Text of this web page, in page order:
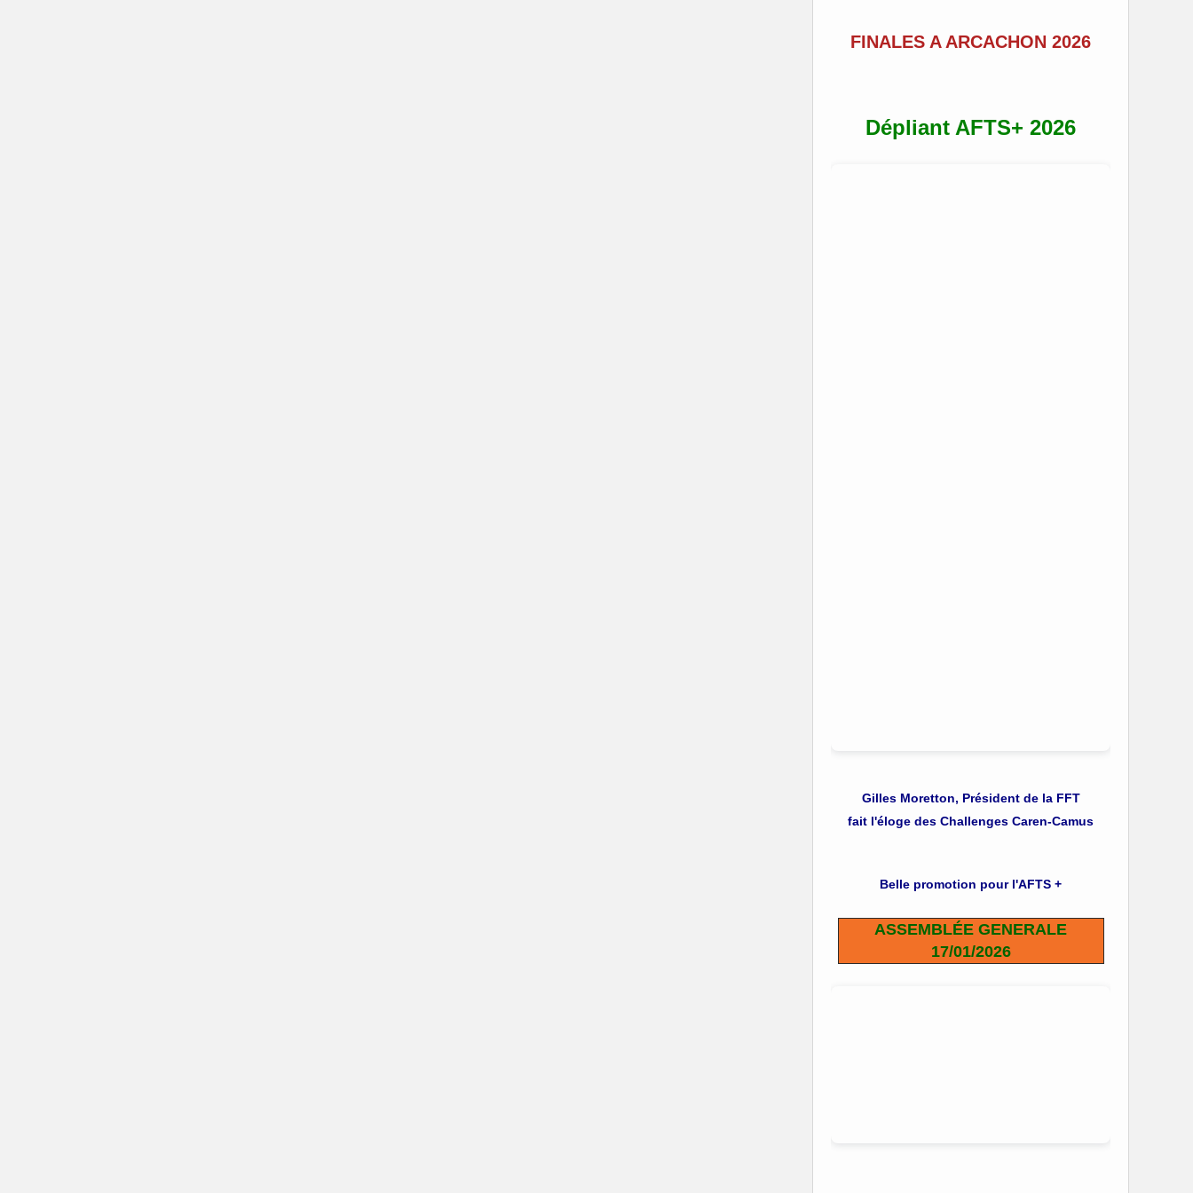
FINALES A ARCACHON 2026
Dépliant AFTS+ 2026
Gilles Moretton, Président de la FFT
fait l'éloge des Challenges Caren-Camus
Belle promotion pour l'AFTS +
ASSEMBLÉE GENERALE
17/01/2026